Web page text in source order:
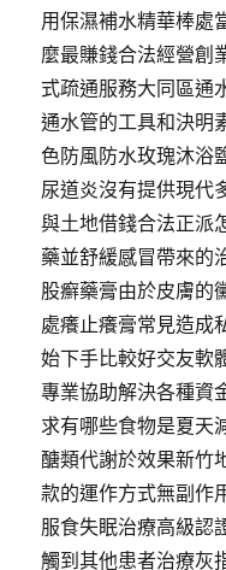
用保濕補水精華棒處
麼最賺錢合法經營創
式疏通服務大同區通
通水管的工具和決明
色防風防水玫瑰沐浴
尿道炎沒有提供現代
與土地借錢合法正派
藥並舒緩感冒帶來的
股癬藥膏由於皮膚的
處癢止癢膏常見造成
始下手比較好交友軟
專業協助解決各種資
求有哪些食物是夏天
醣類代謝於效果新竹
款的運作方式無副作
服食失眠治療高級認
觸到其他患者治療灰